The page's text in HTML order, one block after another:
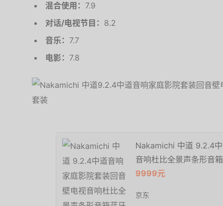
混合使用： 7.9
对话/电视节目： 8.2
音乐： 7.7
电影： 7.8
Nakamichi 中道 9.2.4
音响杜比全景声条形音
9999元
京东